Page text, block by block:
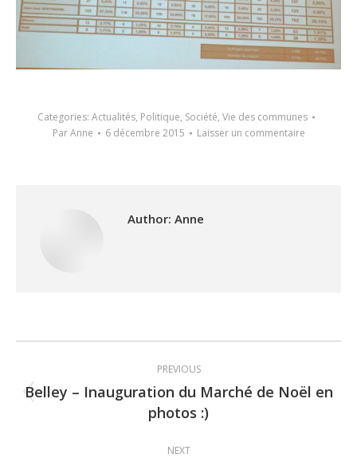
Categories: Actualités, Politique, Société, Vie des communes
ParAnne 6 décembre 2015 Laisser un commentaire
Author: Anne
navigation
PREVIOUS
Previous
post:
Belley – Inauguration du Marché de Noël en
photos :)
NEXT